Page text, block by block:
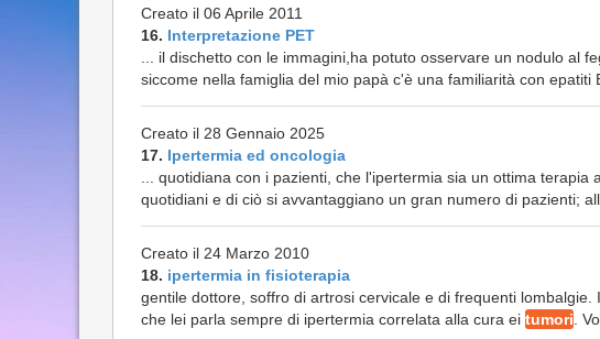
Creato il 06 Aprile 2011
16. Interpretazione PET
... il dischetto con le immagini,ha potuto osservare un nodulo al
siccome nella famiglia del mio papà c'è una familiarità con epatiti
Creato il 28 Gennaio 2025
17. Ipertermia ed oncologia
... quotidiana con i pazienti, che l'ipertermia sia un ottima terapia
quotidiani e di ciò si avvantaggiano un gran numero di pazienti;
Creato il 24 Marzo 2010
18. ipertermia in fisioterapia
gentile dottore, soffro di artrosi cervicale e di frequenti
che lei parla sempre di ipertermia correlata alla cura ei tumori .